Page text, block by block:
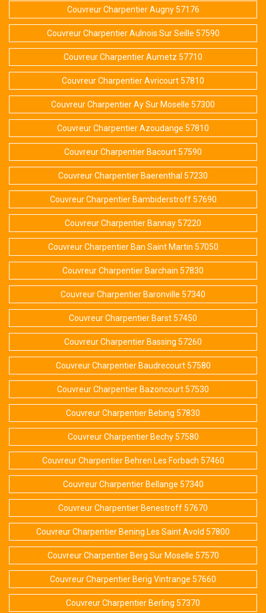
Couvreur Charpentier Augny 57176
Couvreur Charpentier Aulnois Sur Seille 57590
Couvreur Charpentier Aumetz 57710
Couvreur Charpentier Avricourt 57810
Couvreur Charpentier Ay Sur Moselle 57300
Couvreur Charpentier Azoudange 57810
Couvreur Charpentier Bacourt 57590
Couvreur Charpentier Baerenthal 57230
Couvreur Charpentier Bambiderstroff 57690
Couvreur Charpentier Bannay 57220
Couvreur Charpentier Ban Saint Martin 57050
Couvreur Charpentier Barchain 57830
Couvreur Charpentier Baronville 57340
Couvreur Charpentier Barst 57450
Couvreur Charpentier Bassing 57260
Couvreur Charpentier Baudrecourt 57580
Couvreur Charpentier Bazoncourt 57530
Couvreur Charpentier Bebing 57830
Couvreur Charpentier Bechy 57580
Couvreur Charpentier Behren Les Forbach 57460
Couvreur Charpentier Bellange 57340
Couvreur Charpentier Benestroff 57670
Couvreur Charpentier Bening Les Saint Avold 57800
Couvreur Charpentier Berg Sur Moselle 57570
Couvreur Charpentier Berig Vintrange 57660
Couvreur Charpentier Berling 57370